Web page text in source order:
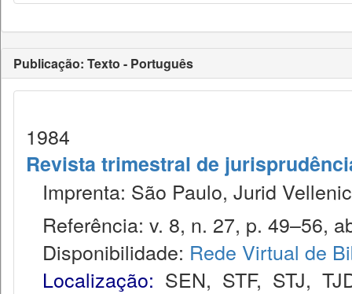
Publicação: Texto - Português
1984
Revista trimestral de
Imprenta: São Paulo, Jurid
Referência: v. 8, n. 27, p. 49–56,
Disponibilidade: Rede Virtual de
Localização: SEN, STF, STJ,